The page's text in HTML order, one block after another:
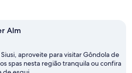
Alm
aproveite para visitar Gôndola de
spas nesta região tranquila ou confira